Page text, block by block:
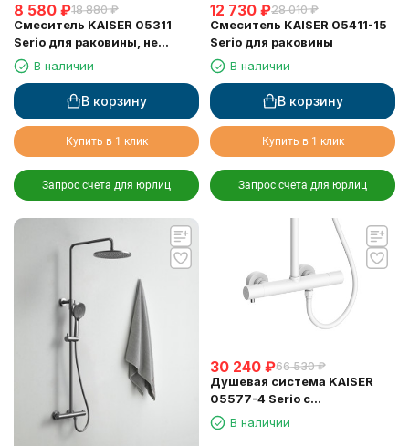
8 580 ₽18 880 ₽
Смеситель KAISER 05311
Serio для раковины, не
поворотный, хром
(картридж 6202)
В наличии
В корзину
Купить в 1 клик
Запрос счета для юрлиц
12 730 ₽28 010 ₽
Смеситель KAISER 05411-15
Serio для раковины
В наличии
В корзину
Купить в 1 клик
Запрос счета для юрлиц
30 240 ₽66 530 ₽
Душевая система KAISER
05577-4 Serio с
термостатом 6282
В наличии